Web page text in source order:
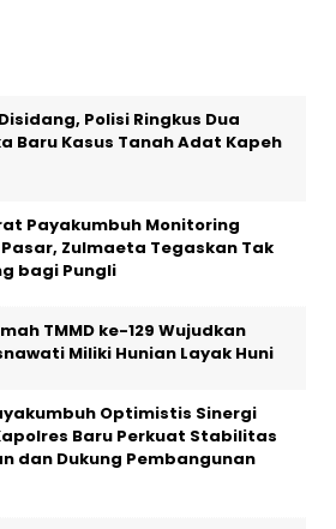
Polisi Ringkus Dua
Baru Kasus Tanah Adat Kapeh
Payakumbuh Monitoring
Zulmaeta Tegaskan Tak
bagi Pungli
TMMD ke-129 Wujudkan
Miliki Hunian Layak Huni
Optimistis Sinergi
Baru Perkuat Stabilitas
dan Dukung Pembangunan